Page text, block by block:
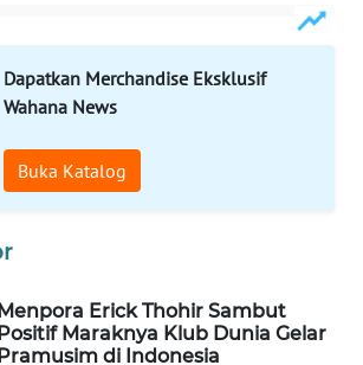
Dapatkan Merchandise Eksklusif
Wahana News
Buka Katalog
Erick Thohir Sambut
Maraknya Klub Dunia Gelar
di Indonesia